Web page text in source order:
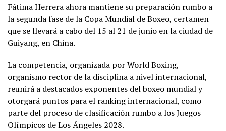
Fátima Herrera ahora mantiene su preparación rumbo a
la segunda fase de la Copa Mundial de Boxeo, certamen
que se llevará a cabo del 15 al 21 de junio en la ciudad de
Guiyang, en China.
La competencia, organizada por World Boxing,
organismo rector de la disciplina a nivel internacional,
reunirá a destacados exponentes del boxeo mundial y
otorgará puntos para el ranking internacional, como
parte del proceso de clasificación rumbo a los Juegos
Olímpicos de Los Ángeles 2028.